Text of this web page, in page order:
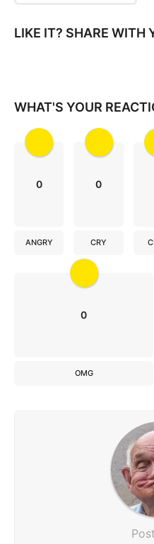
a
n
LIKE IT? SHARE WITH
WHAT'S YOUR
0
ANGRY
0
CRY
0
OMG